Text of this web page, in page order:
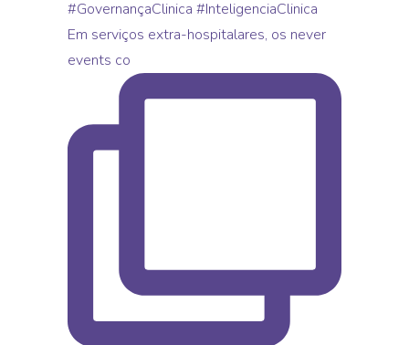
Em serviços extra-hospitalares, os never
events co